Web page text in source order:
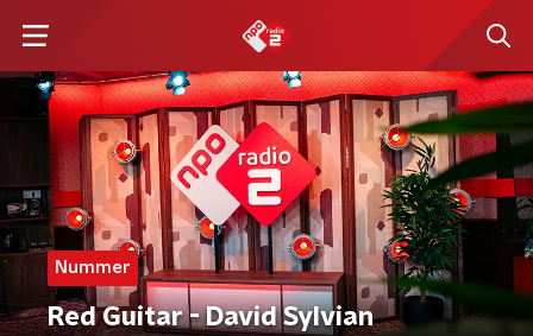
Nummer
Red Guitar - David Sylvian